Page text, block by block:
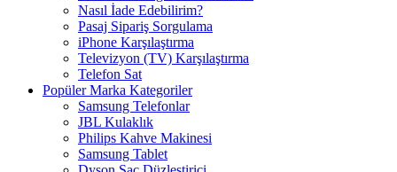
Nasıl İade Edebilirim?
Pasaj Sipariş Sorgulama
iPhone Karşılaştırma
Televizyon (TV) Karşılaştırma
Telefon Sat
Popüler Marka Kategoriler
Samsung Telefonlar
JBL Kulaklık
Philips Kahve Makinesi
Samsung Tablet